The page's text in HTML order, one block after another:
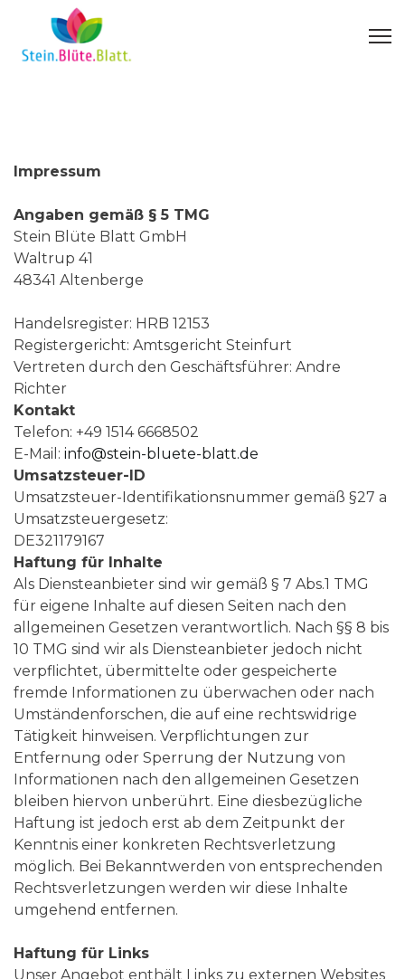
Impressum
Angaben gemäß § 5 TMG
Stein Blüte Blatt GmbH
Waltrup 41
48341 Altenberge
Handelsregister: HRB 12153
Registergericht: Amtsgericht Steinfurt
Vertreten durch den Geschäftsführer: Andre
Richter
Kontakt
Telefon: +49 1514 6668502
E-Mail: info@stein-bluete-blatt.de
Umsatzsteuer-ID
Umsatzsteuer-Identifikationsnummer gemäß §27 a
Umsatzsteuergesetz:
DE321179167
Haftung für Inhalte
Als Diensteanbieter sind wir gemäß § 7 Abs.1 TMG
für eigene Inhalte auf diesen Seiten nach den
allgemeinen Gesetzen verantwortlich. Nach §§ 8 bis
10 TMG sind wir als Diensteanbieter jedoch nicht
verpflichtet, übermittelte oder gespeicherte
fremde Informationen zu überwachen oder nach
Umständenforschen, die auf eine rechtswidrige
Tätigkeit hinweisen. Verpflichtungen zur
Entfernung oder Sperrung der Nutzung von
Informationen nach den allgemeinen Gesetzen
bleiben hiervon unberührt. Eine diesbezügliche
Haftung ist jedoch erst ab dem Zeitpunkt der
Kenntnis einer konkreten Rechtsverletzung
möglich. Bei Bekanntwerden von entsprechenden
Rechtsverletzungen werden wir diese Inhalte
umgehend entfernen.
Haftung für Links
Unser Angebot enthält Links zu externen Websites